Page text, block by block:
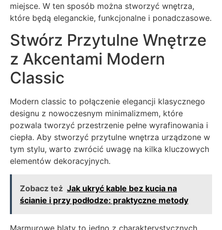
miejsce. W ten sposób można stworzyć wnętrza,
które będą eleganckie, funkcjonalne i ponadczasowe.
Stwórz Przytulne Wnętrze
z Akcentami Modern
Classic
Modern classic to połączenie elegancji klasycznego
designu z nowoczesnym minimalizmem, które
pozwala tworzyć przestrzenie pełne wyrafinowania i
ciepła. Aby stworzyć przytulne wnętrza urządzone w
tym stylu, warto zwrócić uwagę na kilka kluczowych
elementów dekoracyjnych.
Zobacz też Jak ukryć kable bez kucia na
ścianie i przy podłodze: praktyczne metody
Marmurowe blaty to jedno z charakterystycznych